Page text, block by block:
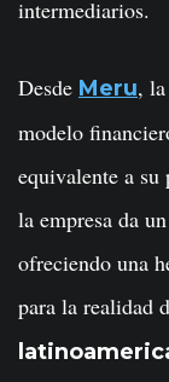
intermediarios.
Desde Meru,
modelo
equivalente a su
la empresa da
ofreciendo una
para la realidad